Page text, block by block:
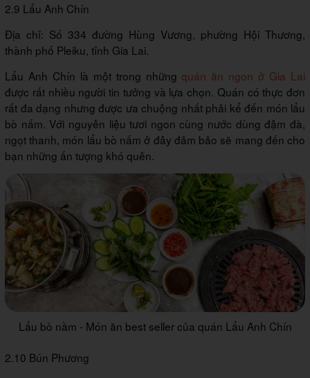
2.9 Lẩu Anh Chín
Địa chỉ: Số 334 đường Hùng Vương, phường Hội Thương,
thành phố Pleiku, tỉnh Gia Lai.
Lẩu Anh Chín là một trong nhữngquán ăn ngon ở Gia Lai
được rất nhiều người tin tưởng và lựa chọn. Quán có thực đơn
rất đa dạng nhưng được ưa chuộng nhất phải kể đến món lẩu
bò nấm. Với nguyên liệu tươi ngon cùng nước dùng đậm đà,
ngọt thanh, món lẩu bò nấm ở đây đảm bảo sẽ mang đến cho
bạn những ấn tượng khó quên.
Lẩu bò nầm - Món ăn best seller của quán Lẩu Anh Chín
2.10 Bún Phương